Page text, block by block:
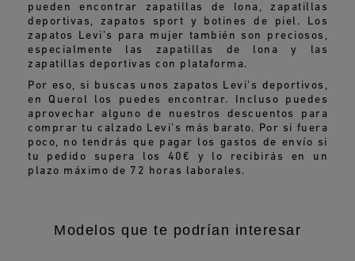
pueden encontrar zapatillas de lona, zapatillas
deportivas, zapatos sport y botines de piel. Los
zapatos Levi’s para mujer también son preciosos,
especialmente las zapatillas de lona y las
zapatillas deportivas con plataforma.
Por eso, si buscas unos zapatos Levi’s deportivos,
en Querol los puedes encontrar. Incluso puedes
aprovechar alguno de nuestros descuentos para
comprar tu calzado Levi’s más barato. Por si fuera
poco, no tendrás que pagar los gastos de envío si
tu pedido supera los 40€ y lo recibirás en un
plazo máximo de 72 horas laborales.
Modelos que te podrían interesar